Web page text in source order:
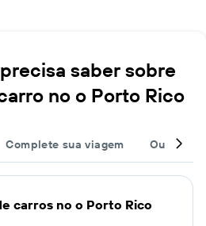
saber sobre
no o Porto Rico
Complete sua viagem Outros
carros no o Porto Rico